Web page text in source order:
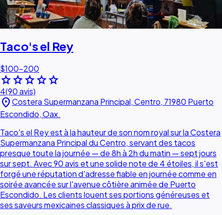
Taco's el Rey
$100–200
starstarstarstarstar
4(90 avis)
location_onCostera Supermanzana Principal, Centro, 71980 Puerto
Escondido, Oax.
Taco's el Rey est à la hauteur de son nom royal sur la Costera
Supermanzana Principal du Centro, servant des tacos
presque toute la journée — de 8h à 2h du matin — sept jours
sur sept. Avec 90 avis et une solide note de 4 étoiles, il s'est
forgé une réputation d'adresse fiable en journée comme en
soirée avancée sur l'avenue côtière animée de Puerto
Escondido. Les clients louent ses portions généreuses et
ses saveurs mexicaines classiques à prix de rue.